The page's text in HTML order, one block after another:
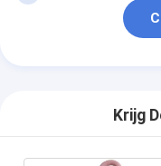
Krijg